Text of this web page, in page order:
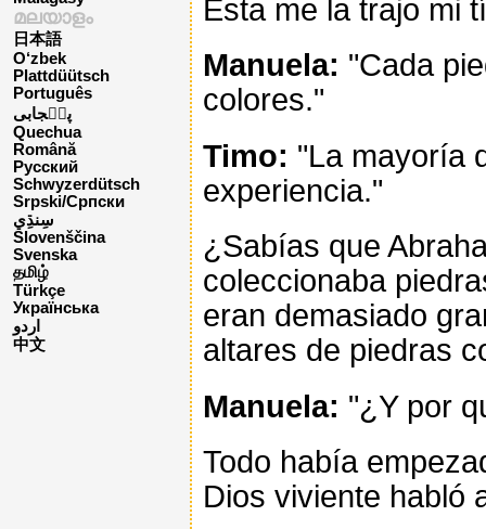
മലയാളം
日本語
O‘zbek
Plattdüütsch
Português
پن٘جابی
Quechua
Română
Русский
Schwyzerdütsch
Srpski/Српски
Slovenščina
Svenska
தமிழ்
Türkçe
Українська
اردو
中文
Esta me la trajo mi
Manuela: "Cada
colores."
Timo: "La mayoría
experiencia."
¿Sabías que
coleccionaba
eran demasiado
altares de piedras
Manuela: "¿Y por
Todo había
Dios viviente habló